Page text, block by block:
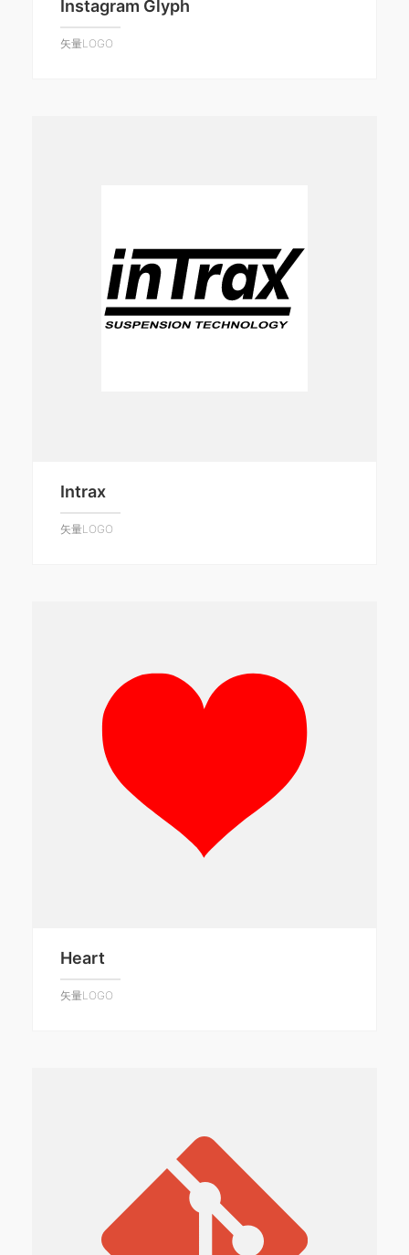
Instagram Glyph
矢量LOGO
Intrax
矢量LOGO
Heart
矢量LOGO